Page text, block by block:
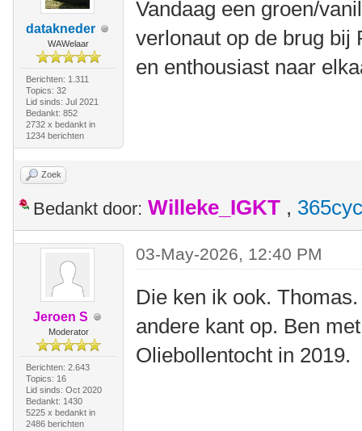
datakneder
WAWelaar
Berichten: 1.311
Topics: 32
Lid sinds: Jul 2021
Bedankt: 852
2732 x bedankt in
1234 berichten
Vandaag een groen/
verlonaut op de brug bij
en enthousiast naar
Zoek
Bedankt door: Willeke_IGKT ,
Jeroen S
Moderator
Berichten: 2.643
Topics: 16
Lid sinds: Oct 2020
Bedankt: 1430
5225 x bedankt in
2486 berichten
03-May-2026, 12:40 PM
Die ken ik ook.
andere kant op. Ben
Oliebollentocht in 2019.